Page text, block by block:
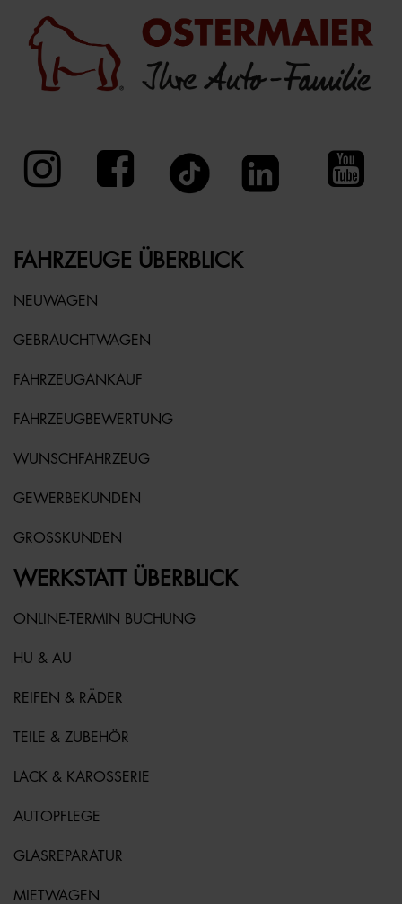
FAHRZEUGE ÜBERBLICK
NEUWAGEN
GEBRAUCHTWAGEN
FAHRZEUGANKAUF
FAHRZEUGBEWERTUNG
WUNSCHFAHRZEUG
GEWERBEKUNDEN
GROSSKUNDEN
WERKSTATT ÜBERBLICK
ONLINE-TERMIN BUCHUNG
HU & AU
REIFEN & RÄDER
TEILE & ZUBEHÖR
LACK & KAROSSERIE
AUTOPFLEGE
GLASREPARATUR
MIETWAGEN